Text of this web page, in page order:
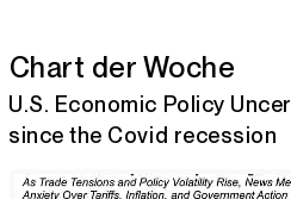
Chart der Woche
U.S. Economic Policy
since the Covid recession